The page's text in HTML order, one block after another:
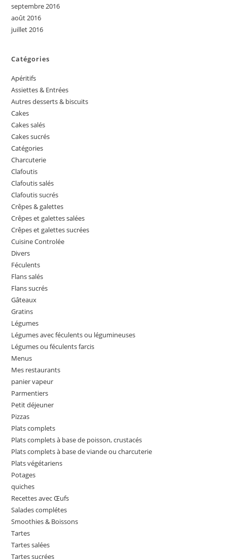
septembre 2016
août 2016
juillet 2016
Catégories
Apéritifs
Assiettes & Entrées
Autres desserts & biscuits
Cakes
Cakes salés
Cakes sucrés
Catégories
Charcuterie
Clafoutis
Clafoutis salés
Clafoutis sucrés
Crêpes & galettes
Crêpes et galettes salées
Crêpes et galettes sucrées
Cuisine Controlée
Divers
Féculents
Flans salés
Flans sucrés
Gâteaux
Gratins
Légumes
Légumes avec féculents ou légumineuses
Légumes ou féculents farcis
Menus
Mes restaurants
panier vapeur
Parmentiers
Petit déjeuner
Pizzas
Plats complets
Plats complets à base de poisson, crustacés
Plats complets à base de viande ou charcuterie
Plats végétariens
Potages
quiches
Recettes avec Œufs
Salades complétes
Smoothies & Boissons
Tartes
Tartes salées
Tartes sucrées